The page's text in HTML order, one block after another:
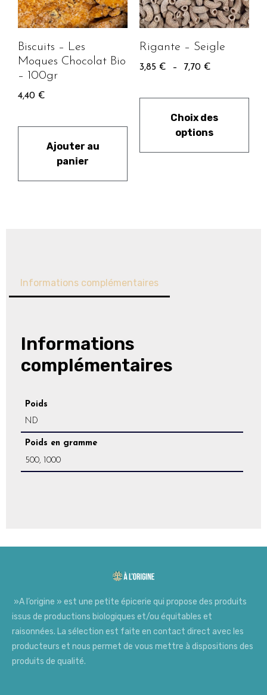
Biscuits – Les
Moques Chocolat Bio
– 100gr
4,40 €
Ajouter au
panier
Rigante – Seigle
3,85 € – 7,70 €
Choix des
options
Informations complémentaires
Informations
complémentaires
Poids
ND
Poids en gramme
500, 1000
»A l’origine » est une petite épicerie qui propose des produits
issus de productions biologiques et/ou équitables et
raisonnées. La sélection est faite en contact direct avec les
producteurs et nous permet de vous mettre à dispositions des
produits de qualité.